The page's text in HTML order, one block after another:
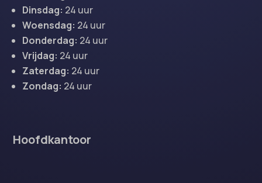
Dinsdag: 24 uur
Woensdag: 24 uur
Donderdag: 24 uur
Vrijdag: 24 uur
Zaterdag: 24 uur
Zondag: 24 uur
Hoofdkantoor